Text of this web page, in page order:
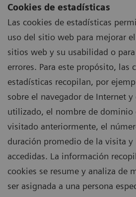
Cookies de estadísticas
Las cookies de estadísticas
uso del sitio web para mejorar
sitios web y su usabilidad o
errores. Para este propósito, las
estadísticas recopilan, por
sobre el navegador de Internet
utilizado, el nombre de dominio
visitado anteriormente, el
duración promedio de la visita y
accedidas. La información
cookies se resume y analiza de
ser asignada a una persona